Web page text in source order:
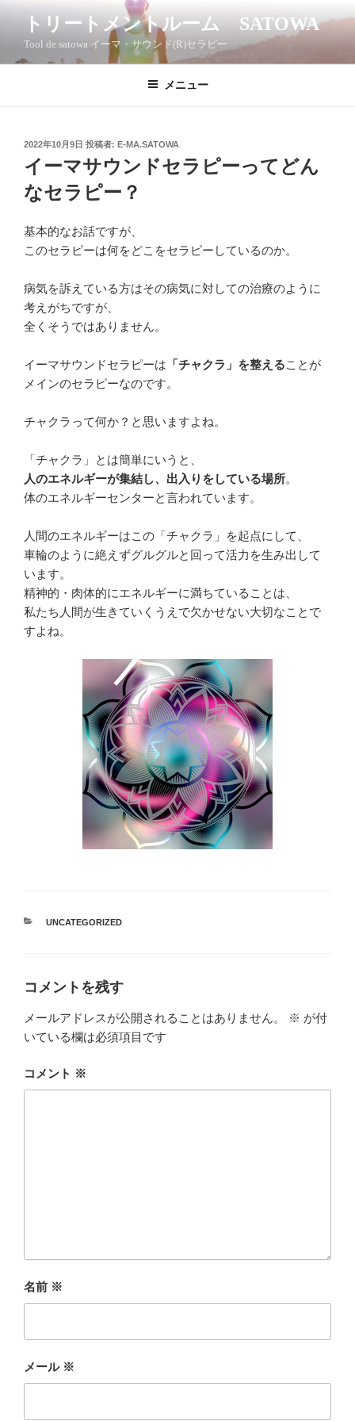
ン
トリートメントルーム SATOWA
Tool de satowa イーマ・サウンド(R)セラピー
メニュー
投
日:
2022年10月9日 投稿者: E-MA.SATOWA
イーマサウンドセラピーってどん
なセラピー？
基本的なお話ですが、
このセラピーは何をどこをセラピーしているのか。
病気を訴えている方はその病気に対しての治療のように
考えがちですが、
全くそうではありません。
イーマサウンドセラピーは 「チャクラ」を整えることが
メインのセラピーなのです。
チャクラって何か？と思いますよね。
「チャクラ」とは簡単にいうと、
人のエネルギーが集結し、出入りをしている場所。
体のエネルギーセンターと言われています。
人間のエネルギーはこの「チャクラ」を起点にして、
車輪のように絶えずグルグルと回って活力を生み出して
います。
精神的・肉体的にエネルギーに満ちていることは、
私たち人間が生きていくうえで欠かせない大切なことで
すよね。
カ
UNCATEGORIZED
コメントを残す
メールアドレスが公開されることはありません。 ※ が付
いている欄は必須項目です
コメント ※
名前 ※
メール ※